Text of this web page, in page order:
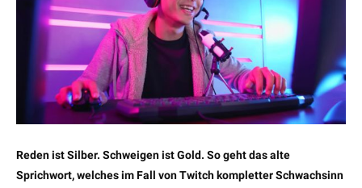
Reden ist Silber. Schweigen ist Gold. So geht das alte
Sprichwort, welches im Fall von Twitch kompletter Schwachsinn